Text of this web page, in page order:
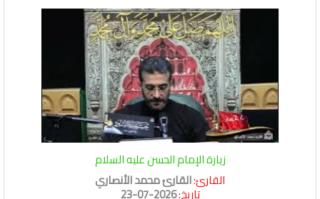
زيارة الإمام الحسن عليه السلام
القارئ:القارئ محمد الأنصاري
تاريخ:2026-07-23